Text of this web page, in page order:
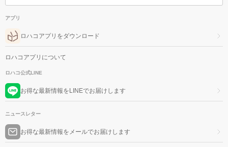
アプリ
ロハコアプリをダウンロード
ロハコアプリについて
ロハコ公式LINE
お得な最新情報をLINEでお届けします
ニュースレター
お得な最新情報をメールでお届けします